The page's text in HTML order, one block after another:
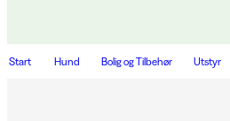
Start Hund Bolig og Tilbehør Utstyr